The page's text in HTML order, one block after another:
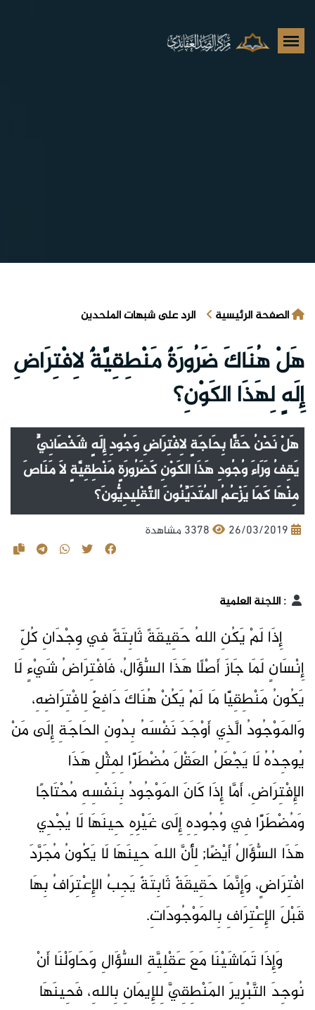
الصفحة الرئيسية الرد على شبهات الملحدين
هَلْ هُنَاكَ ضَرُورَةٌ مَنْطِقِيَّةٌ لِافْتِرَاضِ
إِلَهٍ لِهَذَا الكَوْنِ؟
هَلْ نَحْنُ حَقًّا بِحَاجَةٍ لِافْتِرَاضِ وَجُودِ إِلَهٍ شَخْصَانِيٍّ
يَقِفُ وَرَاءَ وُجُودِ هَذَا الكَوْنِ كَضَرُورَةٍ مَنْطِقِيَّةٍ لَا مَنَاصَ
مِنْهَا كَمَا يَزْعُمُ المُتَدَيِّنُونَ التَّقْلِيدِيُّونَ؟
26/03/2019 3378 مشاهدة
:اللجنة العلمية
إِذَا لَمْ يَكُنِ اللهُ حَقِيقَةً ثَابِتَةً فِي وِجْدَانِ كُلِّ
إِنْسَانٍ لَمَا جَازَ أَصْلًا هَذَا السُّؤَالُ، فَافْتِرَاضُ شَيْءٍ لَا
يَكُونُ مَنْطِقِيًّا مَا لَمْ يَكُنْ هُنَاكَ دَافِعٌ لِافْتِرَاضِهِ،
وَالمَوْجُودُ الَّذِي أَوْجَدَ نَفْسَهُ بِدُونِ الحَاجَةِ إِلَى مَنْ
يُوجِدُهُ لَا يَجْعَلُ العَقْلَ مُضْطَرًّا لِمِثْلِ هَذَا
الإِفْتِرَاضِ، أَمَّا إِذَا كَانَ المَوْجُودُ بِنَفْسِهِ مُحْتَاجًا
وَمُضْطَرًّا فِي وُجُودِهِ إِلَى غَيْرِهِ حِينَهَا لَا يُجْدِي
هَذَا السُّؤَالُ أَيْضًا; لِأَنَّ اللهَ حِينَهَا لَا يَكُونُ مُجَرَّدَ
افْتِرَاضٍ، وَإِنَّمَا حَقِيقَةٌ ثَابِتَةٌ يَجِبُ الإِعْتِرَافُ بِهَا
قَبْلَ الإِعْتِرَافِ بِالمَوْجُودَاتِ.
وَإِذَا تَمَاشَيْنَا مَعَ عَقْلِيَّةِ السُّؤَالِ وَحَاوَلْنَا أَنْ
نُوجِدَ التَّبْرِيرَ المَنْطِقِيَّ لِلإِيمَانِ بِاللهِ، فَحِينَهَا